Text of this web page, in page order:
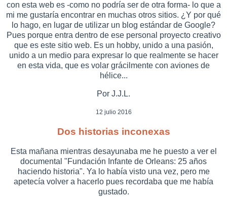
con esta web es -como no podría ser de otra forma- lo que a
mi me gustaría encontrar en muchas otros sitios. ¿Y por qué
lo hago, en lugar de utilizar un blog estándar de Google?
Pues porque entra dentro de ese personal proyecto creativo
que es este sitio web. Es un hobby, unido a una pasión,
unido a un medio para expresar lo que realmente se hacer
en esta vida, que es volar grácilmente con aviones de
hélice...
Por J.J.L.
12 julio 2016
Dos historias inconexas
Esta mañana mientras desayunaba me he puesto a ver el
documental "Fundación Infante de Orleans: 25 años
haciendo historia". Ya lo había visto una vez, pero me
apetecía volver a hacerlo pues recordaba que me había
gustado.